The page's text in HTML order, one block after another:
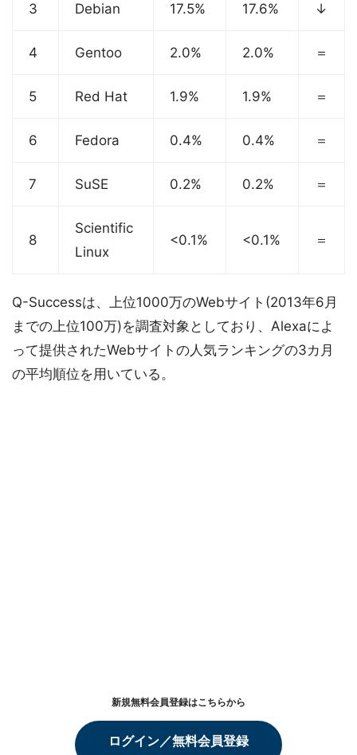
3 Debian 17.5% 17.6% ↓
4 Gentoo 2.0% 2.0% ＝
5 Red Hat 1.9% 1.9% ＝
6 Fedora 0.4% 0.4% ＝
7 SuSE 0.2% 0.2% ＝
8
Scientific
Linux
<0.1% <0.1% ＝
Q-Successは、上位1000万のWebサイト(2013年6月
までの上位100万)を調査対象としており、Alexaによ
って提供されたWebサイトの人気ランキングの3カ月
の平均順位を用いている。
新規無料会員登録はこちらから
ログイン／無料会員登録